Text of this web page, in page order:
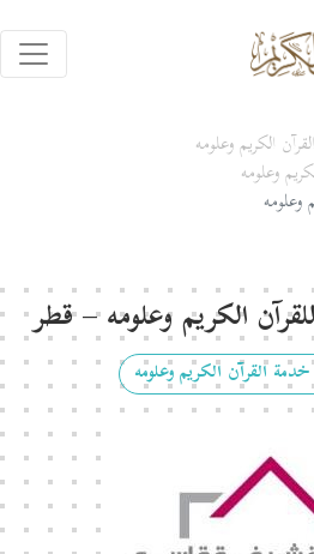
الكريم وعلومه
وعلومه
وعلومه
الكريم وعلومه – قطر
القرآن الكريم وعلومه